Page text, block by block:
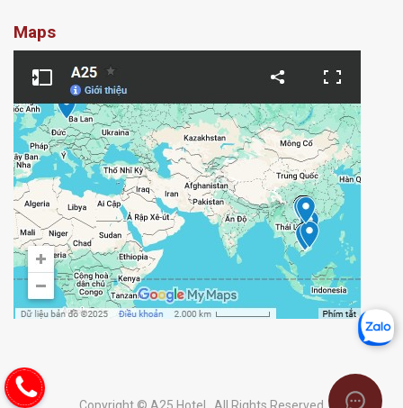
Maps